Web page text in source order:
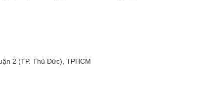
2 (TP. Thủ Đức), TPHCM